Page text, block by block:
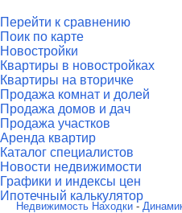
Перейти к сравнению
Поик по карте
Новостройки
Квартиры в новостройках
Квартиры на вторичке
Продажа комнат и долей
Продажа домов и дач
Продажа участков
Аренда квартир
Каталог специалистов
Новости недвижимости
Графики и индексы цен
Ипотечный калькулятор
Недвижимость Находки -